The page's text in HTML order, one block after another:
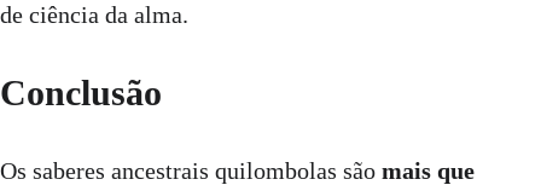
de ciência da alma.
Conclusão
Os saberes ancestrais quilombolas são mais que